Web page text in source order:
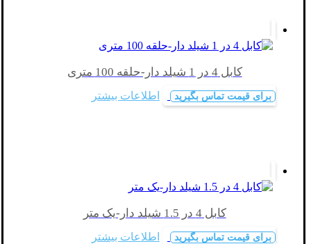
کابل 4 در 1 شیلد دار-حلقه 100 متری
برای قیمت تماس بگیرید اطلاعات بیشتر
کابل 4 در 1.5 شیلد دار-یک متر
برای قیمت تماس بگیرید اطلاعات بیشتر